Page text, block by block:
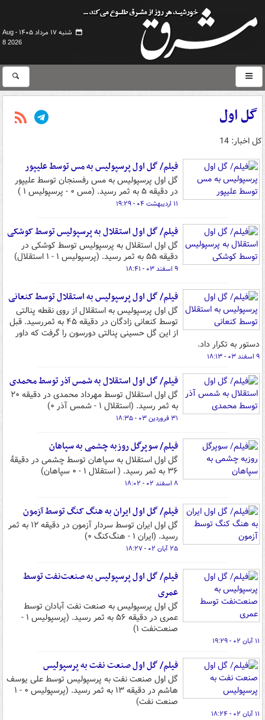
شنبه ۱۷ مرداد ۱۴۰۵ -
Aug
8 2026
گل اول
کل اخبار: 14
فیلم/ گل اول پرسپولیس به مس توسط علیپور
گل اول پرسپولیس به مس رفسنجان توسط علیپور
در دقیقه ۵ به ثمر رسید. (مس ۰ - پرسپولیس ۱ )
۱۱ اردیبهشت ۰۴ - ۱۹:۲۹
فیلم/ گل اول استقلال به پرسپولیس توسط کوشکی
گل اول استقلال به پرسپولیس توسط کوشکی در
دقیقه ۵۵ به ثمر رسید. (پرسپولیس ۱ - ۱ استقلال)
۹ اسفند ۰۳ - ۱۸:۴۱
فیلم/ گل اول پرسپولیس به استقلال توسط کنعانی
گل اول پرسپولیس به استقلال از روی نقطه پنالتی
توسط کنعانی زادگان در دقیقه ۴۵ به ثمررسید. قبل
از این گل حسینی پنالتی دورسون را گرفت که داور
دستور به تکرار داد.
۹ اسفند ۰۳ - ۱۸:۱۳
فیلم/ گل اول استقلال به شمس آذر توسط محمدی
گل اول استقلال توسط مهرداد محمدی در دقیقه ۲۰
به ثمر رسید. (استقلال ۱ - شمس آذر ۰)
۳۱ فروردین ۰۳ - ۱۸:۳۵
فیلم/ سوپرگل روزبه چشمی به سپاهان
گل اول استقلال به سپاهان توسط چشمی در دقیقۀ
۳۶ به ثمر رسید. ( استقلال ۱ - ۰ سپاهان)
۸ اسفند ۰۲ - ۱۸:۰۲
فیلم/ گل اول ایران به هنگ کنگ توسط آزمون
گل اول ایران توسط سردار آزمون در دقیقه ۱۲ به ثمر
رسید. (ایران ۱ - هنگ‌کنگ ۰)
۲۵ آبان ۰۲ - ۱۸:۲۷
فیلم/ گل اول پرسپولیس به صنعت‌نفت توسط
عمری
گل اول پرسپولیس به صنعت نفت آبادان توسط
عمری در دقیقه ۵۶ به ثمر رسید. (پرسپولیس ۱ -
صنعت‌نفت ۱)
۱۱ آبان ۰۲ - ۱۹:۲۹
فیلم/ گل اول صنعت نفت به پرسپولیس
گل اول صنعت نفت به پرسپولیس توسط علی یوسف
هاشم در دقیقه ۱۳ به ثمر رسید. (پرسپولیس ۰ - ۱
صنعت نفت)
۱۱ آبان ۰۲ - ۱۸:۲۴